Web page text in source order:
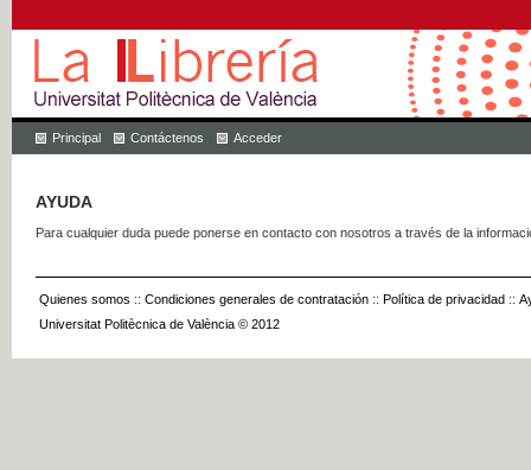
Principal Contáctenos Acceder
AYUDA
Para cualquier duda puede ponerse en contacto con nosotros a través de la
Quienes somos :: Condiciones generales de contratación :: Política de privacidad ::
Universitat Politècnica de València © 2012